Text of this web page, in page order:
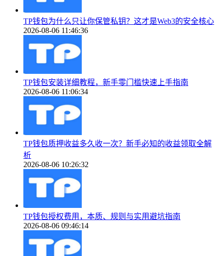
TP钱包为什么只让你保管私钥？这才是Web3的安全核心
2026-08-06 11:46:36
TP钱包安装详细教程，新手零门槛快速上手指南
2026-08-06 11:06:34
TP钱包质押收益多久收一次？新手必知的收益领取全解
析
2026-08-06 10:26:32
TP钱包授权费用，本质、规则与实用避坑指南
2026-08-06 09:46:14